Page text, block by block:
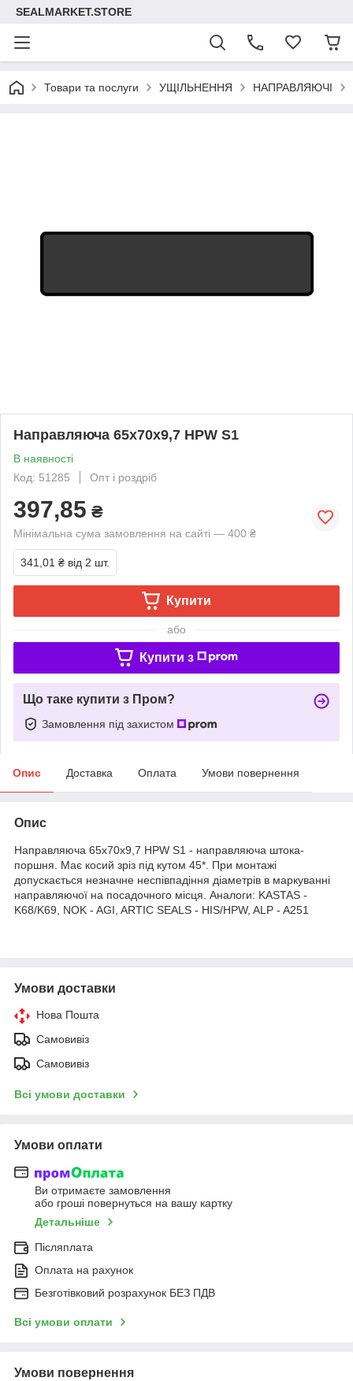
SEALMARKET.STORE
Товари та послуги УЩІЛЬНЕННЯ НАПРАВЛЯЮЧІ
Направляюча 65х70х9,7 HPW S1
В наявності
Код: 51285
Опт і роздріб
397,85 ₴
Мінімальна сума замовлення на сайті — 400 ₴
341,01 ₴ від 2 шт.
Купити
або
Купити з
Що таке купити з Пром?
Замовлення під захистом
Опис Доставка Оплата Умови повернення
Опис
Направляюча 65х70х9,7 HPW S1 - направляюча штока-
поршня. Має косий зріз під кутом 45*. При монтажі
допускається незначне неспівпадіння діаметрів в маркуванні
направляючої на посадочного місця. Аналоги: KASTAS -
K68/K69, NOK - AGI, ARTIC SEALS - HIS/HPW, ALP - A251
Умови доставки
Нова Пошта
Самовивіз
Самовивіз
Всі умови доставки
Умови оплати
Ви отримаєте замовлення
або гроші повернуться на вашу картку
Детальніше
Післяплата
Оплата на рахунок
Безготівковий розрахунок БЕЗ ПДВ
Всі умови оплати
Умови повернення